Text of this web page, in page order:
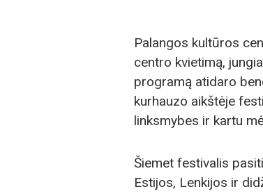
Palangos kultūros
centro kvietimą,
programą atidaro
kurhauzo aikštėje
linksmybes ir kartu
Šiemet festivalis
Estijos, Lenkijos ir